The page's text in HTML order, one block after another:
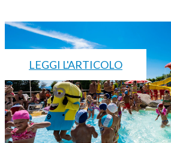
LEGGI L'ARTICOLO